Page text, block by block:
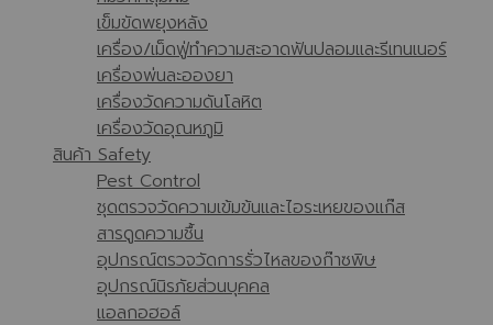
เข็มขัดพยุงหลัง
เครื่อง/เม็ดฟู่ทำความสะอาดฟันปลอมและรีเทนเนอร์
เครื่องพ่นละอองยา
เครื่องวัดความดันโลหิต
เครื่องวัดอุณหภูมิ
สินค้า Safety
Pest Control
ชุดตรวจวัดความเข้มข้นและไอระเหยของแก๊ส
สารดูดความชื้น
อุปกรณ์ตรวจวัดการรั่วไหลของก๊าซพิษ
อุปกรณ์นิรภัยส่วนบุคคล
แอลกอฮอล์